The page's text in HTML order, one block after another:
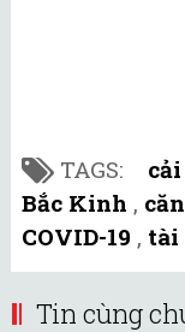
TAGS:
Bắc Kinh ,
COVID-19 , tài
Tin cùng